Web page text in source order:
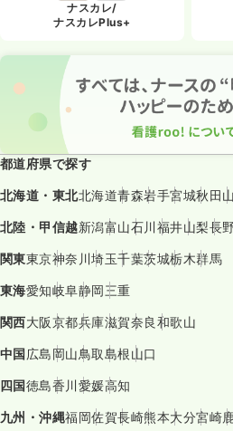
ナスカレ/
ナスカレPlus+
都道府県で探す
北海道・東北北海道青森岩手宮城秋田
北陸・甲信越新潟富山石川福井山梨長
関東東京神奈川埼玉千葉茨城栃木群馬
東海愛知岐阜静岡三重
関西大阪京都兵庫滋賀奈良和歌山
中国広島岡山鳥取島根山口
四国徳島香川愛媛高知
九州・沖縄福岡佐賀長崎熊本大分宮崎